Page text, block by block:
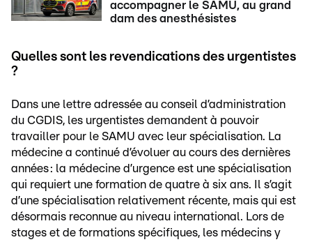
accompagner le SAMU, au grand
dam des anesthésistes
Quelles sont les revendications des urgentistes
?
Dans une lettre adressée au conseil d’administration
du CGDIS, les urgentistes demandent à pouvoir
travailler pour le SAMU avec leur spécialisation. La
médecine a continué d’évoluer au cours des dernières
années : la médecine d’urgence est une spécialisation
qui requiert une formation de quatre à six ans. Il s’agit
d’une spécialisation relativement récente, mais qui est
désormais reconnue au niveau international. Lors de
stages et de formations spécifiques, les médecins y